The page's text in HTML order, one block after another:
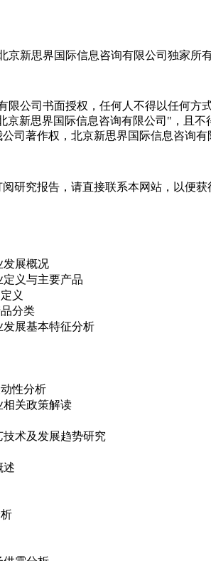
京新思界国际信息咨询有限公司独家所
限公司书面授权，任何人不得以任何
京新思界国际信息咨询有限公司"，且
司著作权，北京新思界国际信息咨询有
阅研究报告，请直接联系本网站，以便
发展概况
义与主要产品
义
分类
展基本特征分析
性分析
关政策解读
术及发展趋势研究